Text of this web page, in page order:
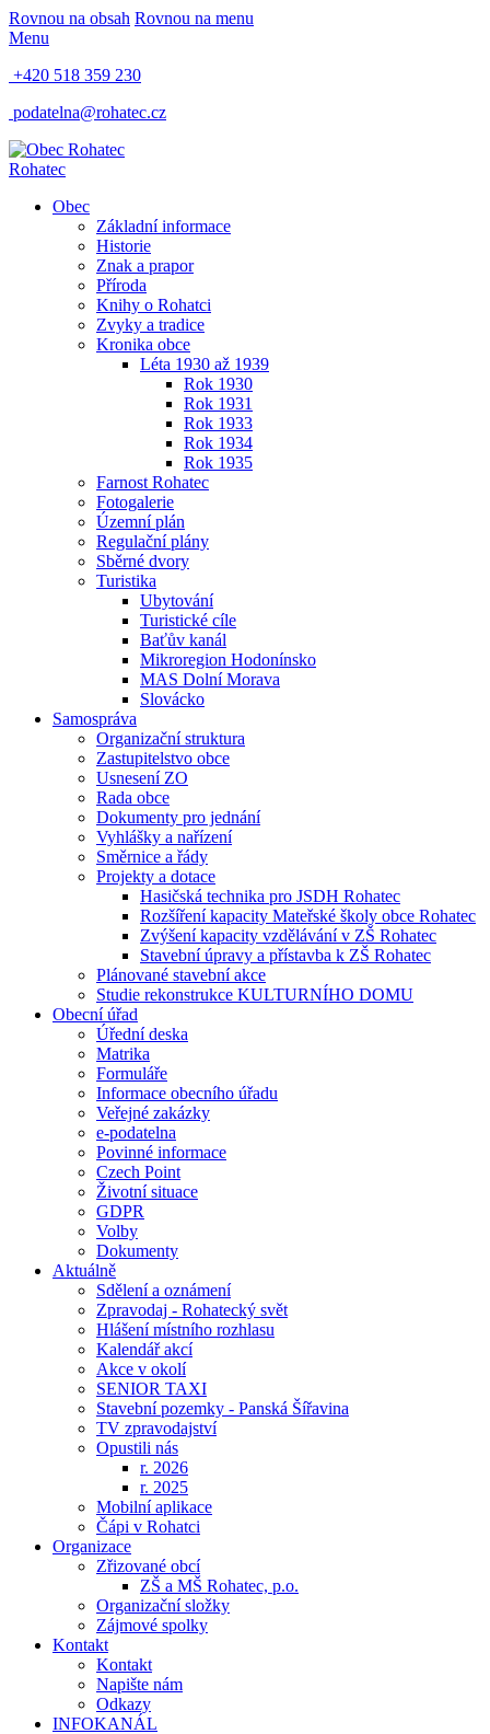
Rovnou na obsah Rovnou na menu
Menu
+420 518 359 230
podatelna@rohatec.cz
Rohatec
Obec
Základní informace
Historie
Znak a prapor
Příroda
Knihy o Rohatci
Zvyky a tradice
Kronika obce
Léta 1930 až 1939
Rok 1930
Rok 1931
Rok 1933
Rok 1934
Rok 1935
Farnost Rohatec
Fotogalerie
Územní plán
Regulační plány
Sběrné dvory
Turistika
Ubytování
Turistické cíle
Baťův kanál
Mikroregion Hodonínsko
MAS Dolní Morava
Slovácko
Samospráva
Organizační struktura
Zastupitelstvo obce
Usnesení ZO
Rada obce
Dokumenty pro jednání
Vyhlášky a nařízení
Směrnice a řády
Projekty a dotace
Hasičská technika pro JSDH Rohatec
Rozšíření kapacity Mateřské školy obce Rohatec
Zvýšení kapacity vzdělávání v ZŠ Rohatec
Stavební úpravy a přístavba k ZŠ Rohatec
Plánované stavební akce
Studie rekonstrukce KULTURNÍHO DOMU
Obecní úřad
Úřední deska
Matrika
Formuláře
Informace obecního úřadu
Veřejné zakázky
e-podatelna
Povinné informace
Czech Point
Životní situace
GDPR
Volby
Dokumenty
Aktuálně
Sdělení a oznámení
Zpravodaj - Rohatecký svět
Hlášení místního rozhlasu
Kalendář akcí
Akce v okolí
SENIOR TAXI
Stavební pozemky - Panská Šířavina
TV zpravodajství
Opustili nás
r. 2026
r. 2025
Mobilní aplikace
Čápi v Rohatci
Organizace
Zřizované obcí
ZŠ a MŠ Rohatec, p.o.
Organizační složky
Zájmové spolky
Kontakt
Kontakt
Napište nám
Odkazy
INFOKANÁL